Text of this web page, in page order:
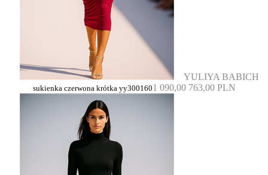
YULIYA BABICH
sukienka czerwona krótka yy3001601 090,00 763,00 PLN